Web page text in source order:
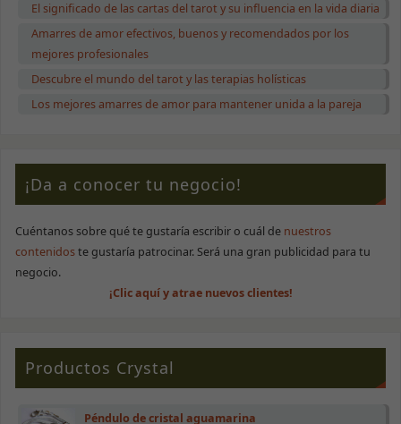
El significado de las cartas del tarot y su influencia en la vida diaria
Amarres de amor efectivos, buenos y recomendados por los
mejores profesionales
Descubre el mundo del tarot y las terapias holísticas
Los mejores amarres de amor para mantener unida a la pareja
¡Da a conocer tu negocio!
Cuéntanos sobre qué te gustaría escribir o cuál de nuestros
contenidoste gustaría patrocinar. Será una gran publicidad para tu
negocio.
¡Clic aquí y atrae nuevos clientes!
Productos Crystal
Péndulo de cristal aguamarina
Necesarias
Son necesarias
para que la
Para que
y estructura